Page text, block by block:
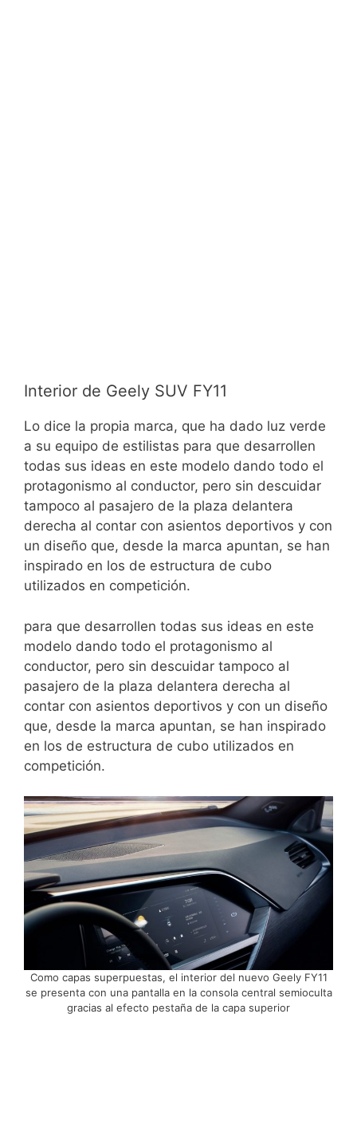
Interior de Geely SUV FY11
Lo dice la propia marca, que ha dado luz verde
a su equipo de estilistas para que desarrollen
todas sus ideas en este modelo dando todo el
protagonismo al conductor, pero sin descuidar
tampoco al pasajero de la plaza delantera
derecha al contar con asientos deportivos y con
un diseño que, desde la marca apuntan, se han
inspirado en los de estructura de cubo
utilizados en competición.
para que desarrollen todas sus ideas en este
modelo dando todo el protagonismo al
conductor, pero sin descuidar tampoco al
pasajero de la plaza delantera derecha al
contar con asientos deportivos y con un diseño
que, desde la marca apuntan, se han inspirado
en los de estructura de cubo utilizados en
competición.
Como capas superpuestas, el interior del nuevo Geely FY11
se presenta con una pantalla en la consola central semioculta
gracias al efecto pestaña de la capa superior